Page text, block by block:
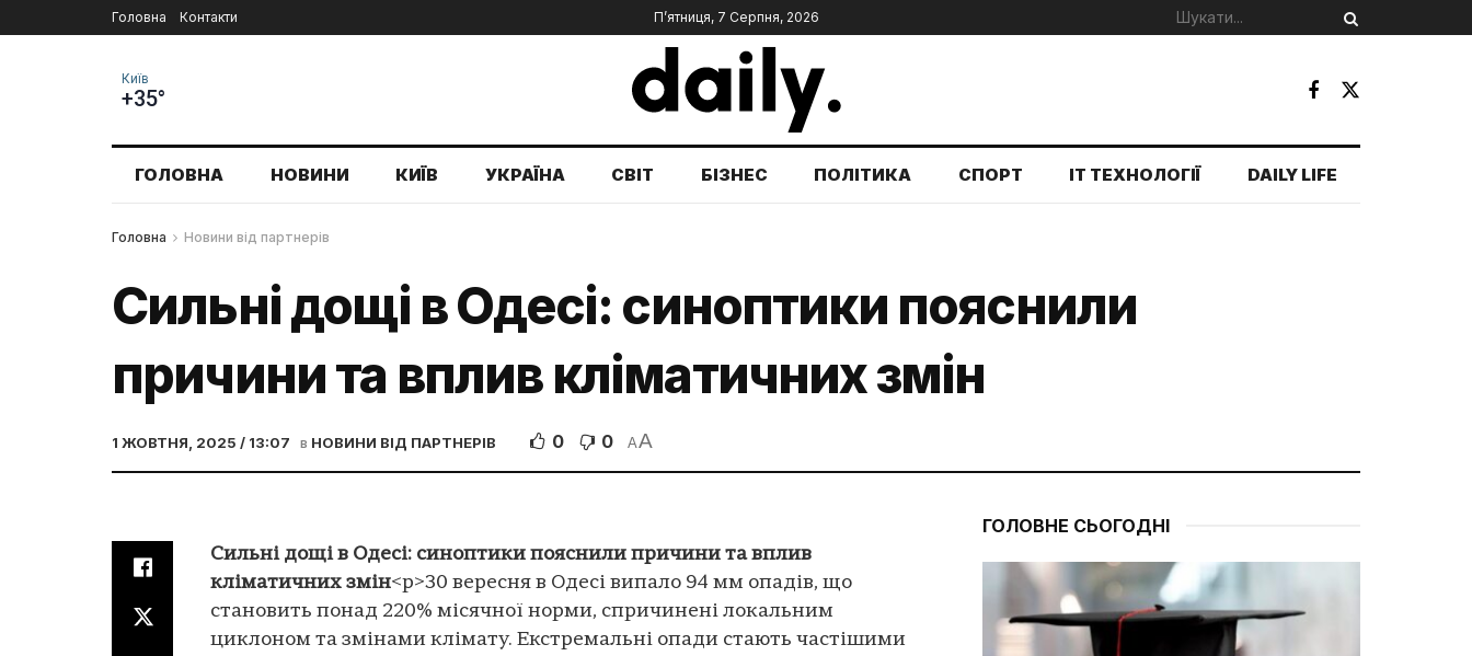
Головна Контакти П’ятниця, 7 Серпня, 2026
Київ
+35°
ГОЛОВНА НОВИНИ КИЇВ УКРАЇНА СВІТ БІЗНЕС ПОЛІТИКА СПОРТ IT ТЕХНОЛОГІЇ DAILY LIFE
Головна Новини від партнерів
Сильні дощі в Одесі: синоптики пояснили
причини та вплив кліматичних змін
1 ЖОВТНЯ, 2025 / 13:07 в НОВИНИ ВІД ПАРТНЕРІВ 0 0 AA
Сильні дощі в Одесі: синоптики пояснили причини та вплив
кліматичних змін<p>30 вересня в Одесі випало 94 мм опадів, що
становить понад 220% місячної норми, спричинені локальним
циклоном та змінами клімату. Екстремальні опади стають частішими
ГОЛОВНЕ СЬОГОДНІ